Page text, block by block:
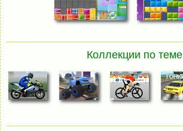
Коллекции по теме